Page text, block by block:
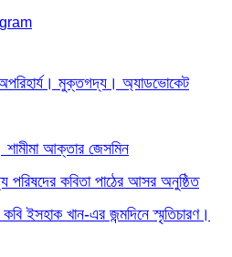
অপরিহার্য। মুক্তগদ্য। অ্যাডভোকেট
শামীমা আক্তার জেসমিন
পরিষদের কবিতা পাঠের আসর অনুষ্ঠিত
ইসহাক খান-এর জন্মদিনে স্মৃতিচারণ।